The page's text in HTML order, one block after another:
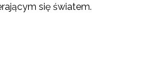
się światem.